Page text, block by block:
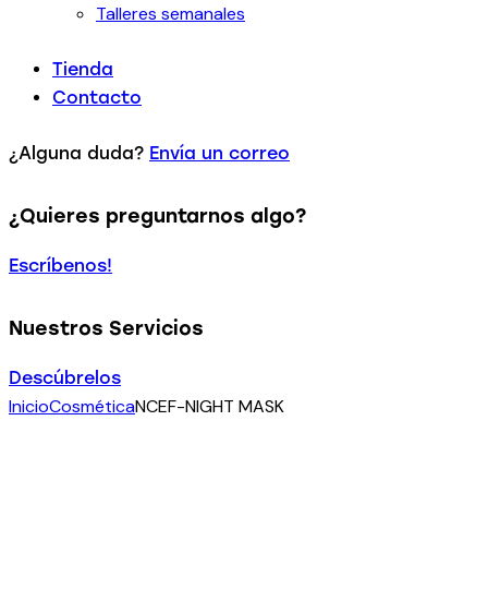
Talleres semanales
Tienda
Contacto
¿Alguna duda? Envía un correo
¿Quieres preguntarnos algo?
Escríbenos!
Nuestros Servicios
Descúbrelos
InicioCosméticaNCEF-NIGHT MASK